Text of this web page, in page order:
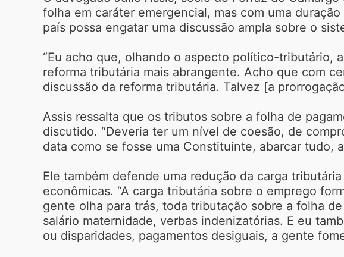
folha em caráter emergencial, mas com uma
país possa engatar uma discussão ampla sobre o
“Eu acho que, olhando o aspecto político-tributário,
reforma tributária mais abrangente. Acho que com
discussão da reforma tributária. Talvez [a
Assis ressalta que os tributos sobre a folha de
discutido. “Deveria ter um nível de coesão, de
data como se fosse uma Constituinte, abarcar tudo,
Ele também defende uma redução da carga
econômicas. “A carga tributária sobre o emprego
gente olha para trás, toda tributação sobre a folha
salário maternidade, verbas indenizatórias. E eu
ou disparidades, pagamentos desiguais, a gente